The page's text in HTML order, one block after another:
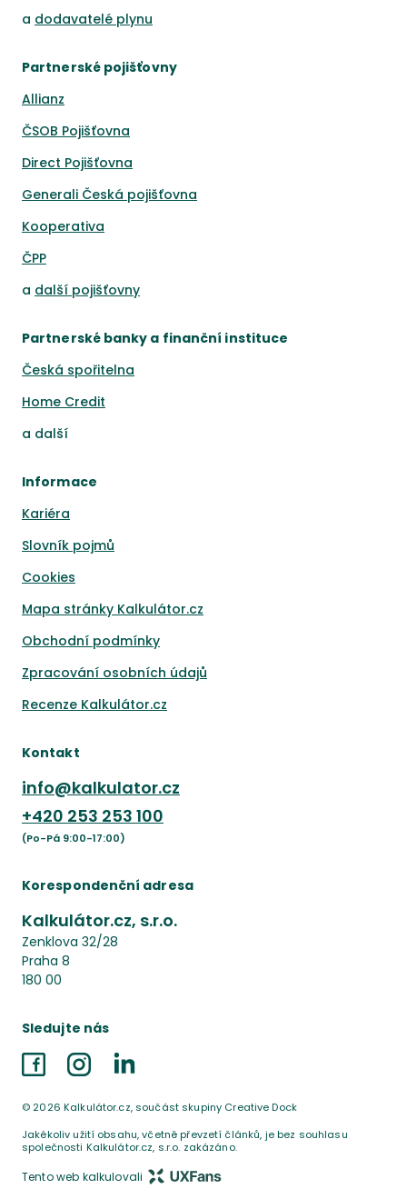
a dodavatelé plynu
Partnerské pojišťovny
Allianz
ČSOB Pojišťovna
Direct Pojišťovna
Generali Česká pojišťovna
Kooperativa
ČPP
a další pojišťovny
Partnerské banky a finanční instituce
Česká spořitelna
Home Credit
a další
Informace
Kariéra
Slovník pojmů
Cookies
Mapa stránky Kalkulátor.cz
Obchodní podmínky
Zpracování osobních údajů
Recenze Kalkulátor.cz
Kontakt
info@kalkulator.cz
+420 253 253 100
(Po-Pá 9:00-17:00)
Korespondenční adresa
Kalkulátor.cz, s.r.o.
Zenklova 32/28
Praha 8
180 00
Sledujte nás
FacebookInstagramLinkedIn
© 2026 Kalkulátor.cz, součást skupiny Creative Dock
Jakékoliv užití obsahu, včetně převzetí článků, je bez souhlasu
společnosti Kalkulátor.cz, s.r.o. zakázáno.
Tento web kalkulovali